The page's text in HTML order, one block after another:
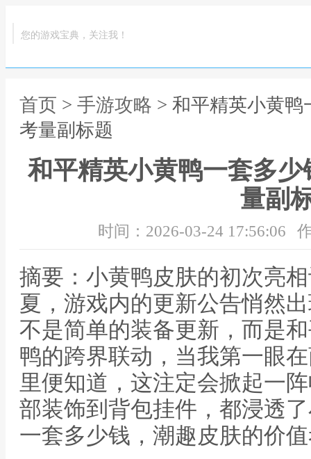
您的游戏宝典，关注我！
首页 > 手游攻略 > 和平精英小黄
考量副标题
和平精英小黄鸭一套多
量副
时间：2026-03-24 17:56:06
摘要：小黄鸭皮肤的初次亮
夏，游戏内的更新公告悄然
不是简单的装备更新，而是
鸭的跨界联动，当我第一眼
里便知道，这注定会掀起一
部装饰到背包挂件，都浸透
一套多少钱，潮趣皮肤的价